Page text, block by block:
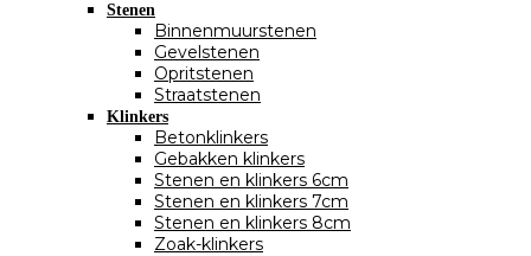
Stenen
Binnenmuurstenen
Gevelstenen
Opritstenen
Straatstenen
Klinkers
Betonklinkers
Gebakken klinkers
Stenen en klinkers 6cm
Stenen en klinkers 7cm
Stenen en klinkers 8cm
Zoak-klinkers